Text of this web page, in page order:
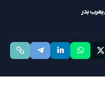
يعرب بدر